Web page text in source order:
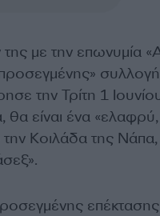
της με την επωνυμία
την Τρίτη 1
θα είναι ένα «ελαφρύ,
Κοιλάδα της Νάπα,